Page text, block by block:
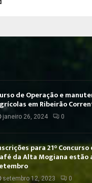
de Operação e
em Ribeirão
janeiro 26, 2024 0
para 21°
da Alta Mogiana estão
setembro 12, 2023 0